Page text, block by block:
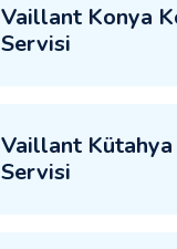
Vaillant Konya
Servisi
Vaillant
Servisi